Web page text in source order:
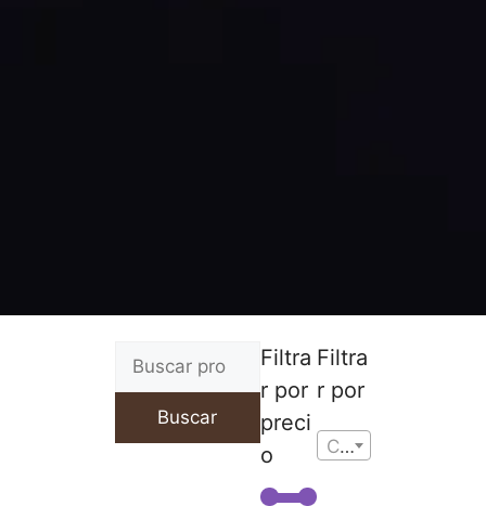
Buscar
Filtra
r por
preci
o
Filtra
r por
Cualquier Talla